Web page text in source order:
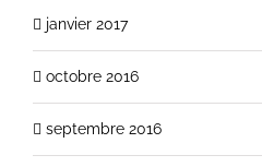
janvier 2017
octobre 2016
septembre 2016